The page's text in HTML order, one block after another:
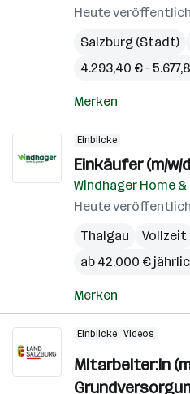
Heute
Salzburg (Stadt)
4.293,40 € –
Merken
Einblicke
Einkäufer (m/w/
Windhager Home &
Heute
Thalgau
Vollzeit
ab 42.000 €
Merken
Einblicke Videos
Mitarbeiter:in